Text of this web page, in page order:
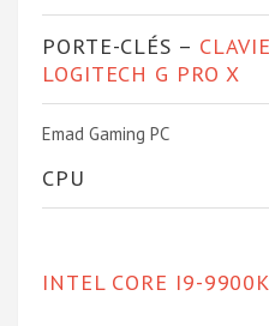
PORTE-CLÉS –
LOGITECH G PRO X
Emad Gaming PC
CPU
INTEL CORE I9-9900K